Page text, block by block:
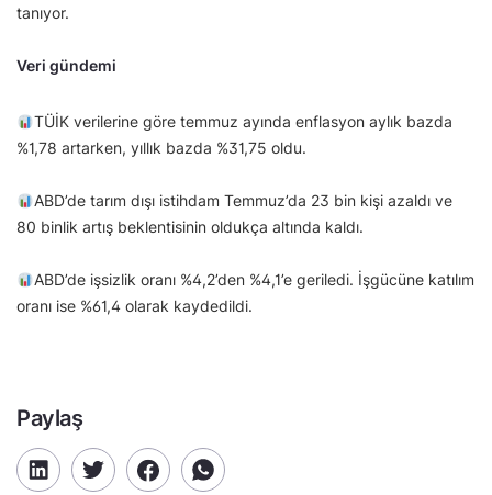
tanıyor.
Veri gündemi
TÜİK verilerine göre temmuz ayında enflasyon aylık bazda
%1,78 artarken, yıllık bazda %31,75 oldu.
ABD’de tarım dışı istihdam Temmuz’da 23 bin kişi azaldı ve
80 binlik artış beklentisinin oldukça altında kaldı.
ABD’de işsizlik oranı %4,2’den %4,1’e geriledi. İşgücüne katılım
oranı ise %61,4 olarak kaydedildi.
Paylaş